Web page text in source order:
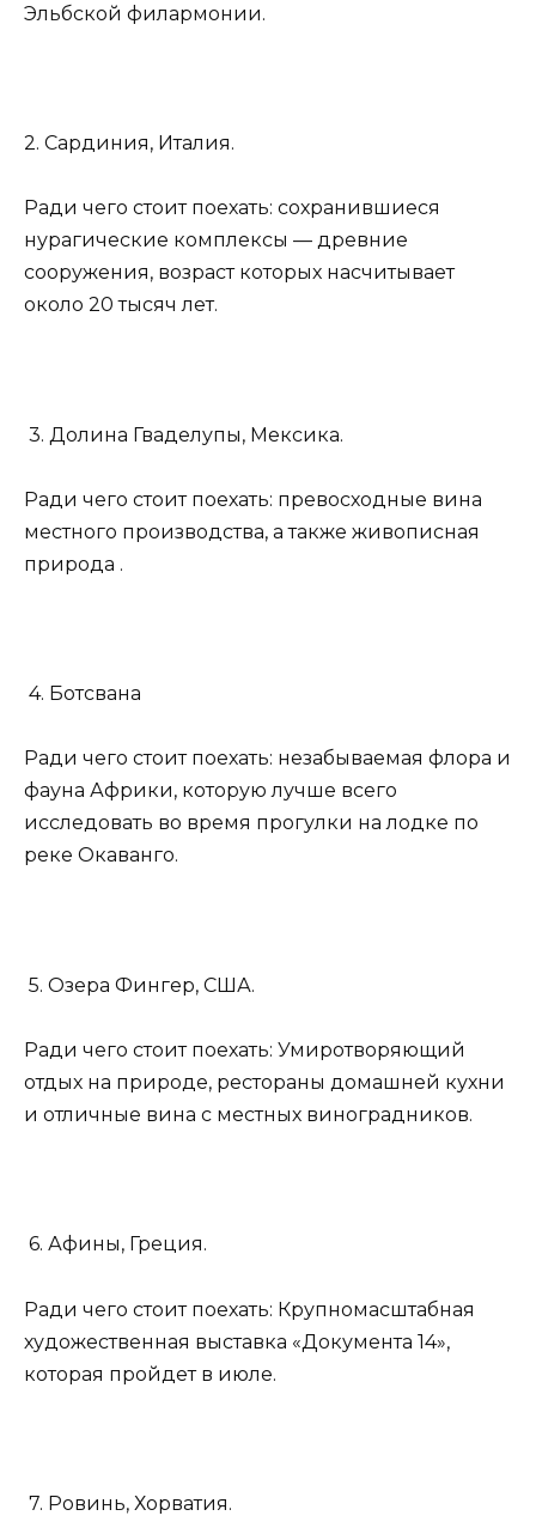
Эльбской филармонии.
2. Сардиния, Италия.
Ради чего стоит поехать: сохранившиеся
нурагические комплексы — древние
сооружения, возраст которых насчитывает
около 20 тысяч лет.
3. Долина Гваделупы, Мексика.
Ради чего стоит поехать: превосходные вина
местного производства, а также живописная
природа .
4. Ботсвана
Ради чего стоит поехать: незабываемая флора и
фауна Африки, которую лучше всего
исследовать во время прогулки на лодке по
реке Окаванго.
5. Озера Фингер, США.
Ради чего стоит поехать: Умиротворяющий
отдых на природе, рестораны домашней кухни
и отличные вина с местных виноградников.
6. Афины, Греция.
Ради чего стоит поехать: Крупномасштабная
художественная выставка «Документа 14»,
которая пройдет в июле.
7. Ровинь, Хорватия.